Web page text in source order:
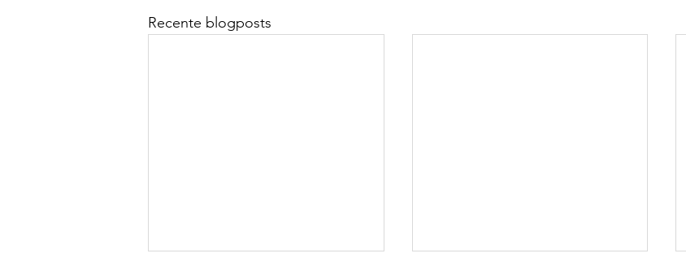
Recente blogposts